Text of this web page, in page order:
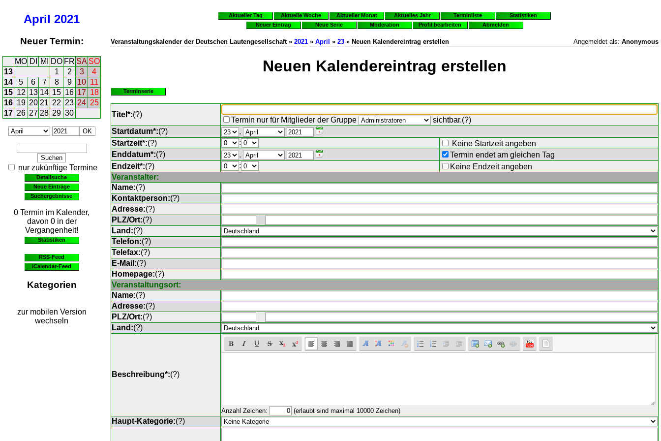
April 2021
Neuer Termin:
MO DI MI DO FR SA SO
13
1 2 3
4
14
5 6 7 8 9 10 11
15 12 13 14 15 16 17 18
16 19 20 21 22 23 24 25
17 26 27 28 29 30
nur zukünftige Termine
Detailsuche
Neue Einträge
Suchergebnisse
0 Termin im Kalender,
davon 0 in der
Vergangenheit!
Statistiken
RSS-Feed
iCalendar-Feed
Kategorien
zur mobilen Version
wechseln
Aktueller Tag Aktuelle Woche Aktueller Monat Aktuelles Jahr Terminliste
Statistiken
Neuer Eintrag
Neue Serie Moderation Profil bearbeiten Abmelden
Veranstaltungskalender der Deutschen Lautengesellschaft » 2021 » April » 23 » Neuen Kalendereintrag erstellen Angemeldet als: Anonymous
Neuen Kalendereintrag erstellen
Terminserie
Titel*:(?)
Termin nur für Mitglieder der Gruppe sichtbar.(?)
Startdatum*:(?)
.
Startzeit*:(?) :
Keine Startzeit angeben
Enddatum*:(?) .
Termin endet am gleichen Tag
Endzeit*:(?) :
Keine Endzeit angeben
Veranstalter:
Name:(?)
Kontaktperson:(?)
Adresse:(?)
PLZ/Ort:(?)
Land:(?)
Telefon:(?)
Telefax:(?)
E-Mail:(?)
Homepage:(?)
Veranstaltungsort:
Name:(?)
Adresse:(?)
PLZ/Ort:(?)
Land:(?)
Beschreibung*:(?)
Anzahl Zeichen: (erlaubt sind maximal 10000 Zeichen)
Haupt-Kategorie:(?)